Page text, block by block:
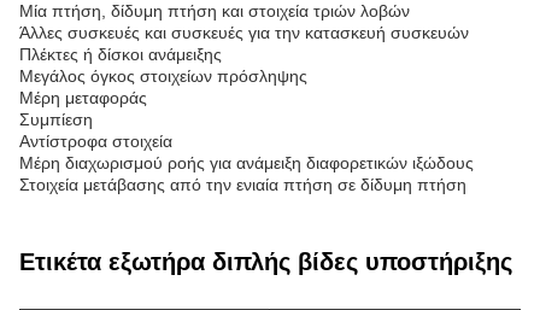
Μία πτήση, δίδυμη πτήση και στοιχεία τριών λοβών
Άλλες συσκευές και συσκευές για την κατασκευή συσκευών
Πλέκτες ή δίσκοι ανάμειξης
Μεγάλος όγκος στοιχείων πρόσληψης
Μέρη μεταφοράς
Συμπίεση
Αντίστροφα στοιχεία
Μέρη διαχωρισμού ροής για ανάμειξη διαφορετικών ιξώδους
Στοιχεία μετάβασης από την ενιαία πτήση σε δίδυμη πτήση
Ετικέτα εξωτήρα διπλής βίδες υποστήριξης